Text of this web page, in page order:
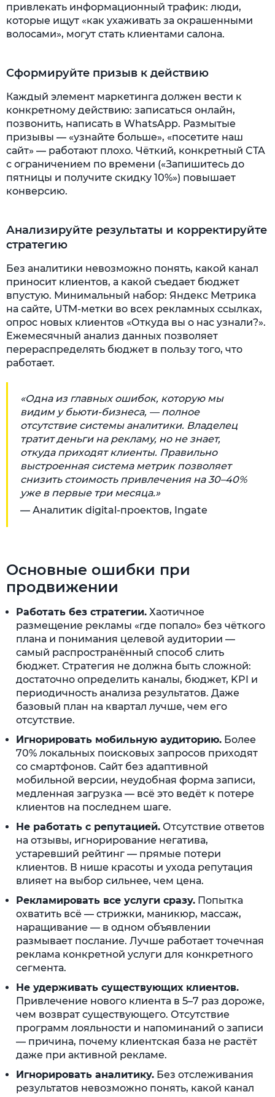
привлекать информационный трафик: люди,
которые ищут «как ухаживать за окрашенными
волосами», могут стать клиентами салона.
Сформируйте призыв к действию
Каждый элемент маркетинга должен вести к
конкретному действию: записаться онлайн,
позвонить, написать в WhatsApp. Размытые
призывы — «узнайте больше», «посетите наш
сайт» — работают плохо. Чёткий, конкретный CTA
с ограничением по времени («Запишитесь до
пятницы и получите скидку 10%») повышает
конверсию.
Анализируйте результаты и корректируйте
стратегию
Без аналитики невозможно понять, какой канал
приносит клиентов, а какой съедает бюджет
впустую. Минимальный набор: Яндекс Метрика
на сайте, UTM-метки во всех рекламных ссылках,
опрос новых клиентов «Откуда вы о нас узнали?».
Ежемесячный анализ данных позволяет
перераспределять бюджет в пользу того, что
работает.
«Одна из главных ошибок, которую мы
видим у бьюти-бизнеса, — полное
отсутствие системы аналитики. Владелец
тратит деньги на рекламу, но не знает,
откуда приходят клиенты. Правильно
выстроенная система метрик позволяет
снизить стоимость привлечения на 30–40%
уже в первые три месяца.»
— Аналитик digital-проектов, Ingate
Основные ошибки при
продвижении
Работать без стратегии. Хаотичное
размещение рекламы «где попало» без чёткого
плана и понимания целевой аудитории —
самый распространённый способ слить
бюджет. Стратегия не должна быть сложной:
достаточно определить каналы, бюджет, KPI и
периодичность анализа результатов. Даже
базовый план на квартал лучше, чем его
отсутствие.
Игнорировать мобильную аудиторию. Более
70% локальных поисковых запросов приходят
со смартфонов. Сайт без адаптивной
мобильной версии, неудобная форма записи,
медленная загрузка — всё это ведёт к потере
клиентов на последнем шаге.
Не работать с репутацией. Отсутствие ответов
на отзывы, игнорирование негатива,
устаревший рейтинг — прямые потери
клиентов. В нише красоты и ухода репутация
влияет на выбор сильнее, чем цена.
Рекламировать все услуги сразу. Попытка
охватить всё — стрижки, маникюр, массаж,
наращивание — в одном объявлении
размывает послание. Лучше работает точечная
реклама конкретной услуги для конкретного
сегмента.
Не удерживать существующих клиентов.
Привлечение нового клиента в 5–7 раз дороже,
чем возврат существующего. Отсутствие
программ лояльности и напоминаний о записи
— причина, почему клиентская база не растёт
даже при активной рекламе.
Игнорировать аналитику. Без отслеживания
результатов невозможно понять, какой канал